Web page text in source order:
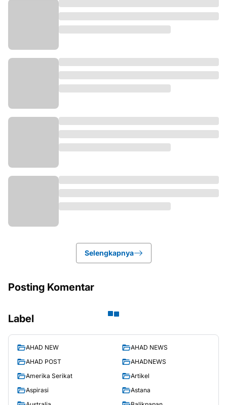
Selengkapnya
Posting Komentar
Label
AHAD NEW
AHAD NEWS
AHAD POST
AHADNEWS
Amerika Serikat
Artikel
Aspirasi
Astana